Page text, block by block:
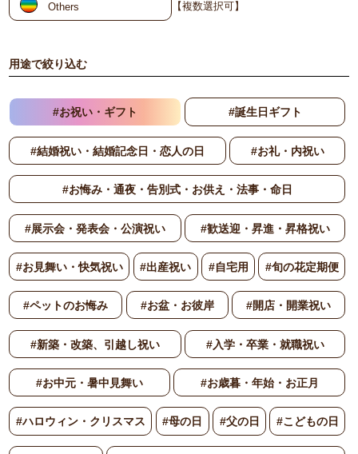
Others 【複数選択可】
用途で絞り込む
#お祝い・ギフト #誕生日ギフト
#結婚祝い・結婚記念日・恋人の日 #お礼・内祝い
#お悔み・通夜・告別式・お供え・法事・命日
#展示会・発表会・公演祝い #歓送迎・昇進・昇格祝い
#お見舞い・快気祝い #出産祝い #自宅用 #旬の花定期便
#ペットのお悔み #お盆・お彼岸 #開店・開業祝い
#新築・改築、引越し祝い #入学・卒業・就職祝い
#お中元・暑中見舞い #お歳暮・年始・お正月
#ハロウィン・クリスマス #母の日 #父の日 #こどもの日